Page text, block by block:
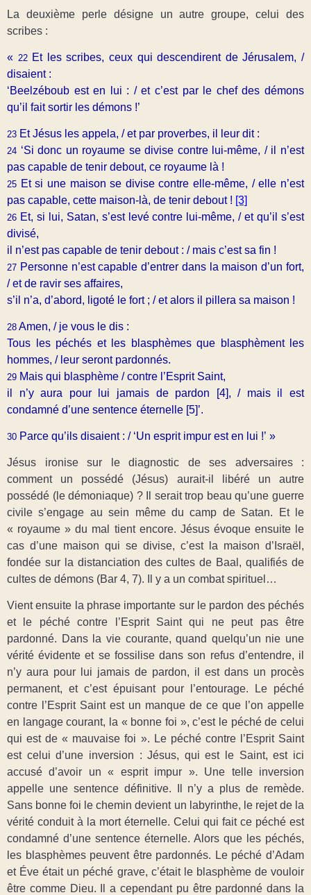
La deuxième perle désigne un autre groupe, celui des
scribes :
« 22Et les scribes, ceux qui descendirent de Jérusalem, /
disaient :
‘Beelzéboub est en lui : / et c’est par le chef des démons
qu’il fait sortir les démons !’
23 Et Jésus les appela, / et par proverbes, il leur dit :
24 ‘Si donc un royaume se divise contre lui-même, / il n’est
pas capable de tenir debout, ce royaume là !
25 Et si une maison se divise contre elle-même, / elle n’est
pas capable, cette maison-là, de tenir debout ! [3]
26 Et, si lui, Satan, s’est levé contre lui-même, / et qu’il s’est
divisé,
il n’est pas capable de tenir debout : / mais c’est sa fin !
27 Personne n’est capable d’entrer dans la maison d’un fort,
/ et de ravir ses affaires,
s’il n’a, d’abord, ligoté le fort ; / et alors il pillera sa maison !
28 Amen, / je vous le dis :
Tous les péchés et les blasphèmes que blasphèment les
hommes, / leur seront pardonnés.
29 Mais qui blasphème / contre l’Esprit Saint,
il n’y aura pour lui jamais de pardon [4], / mais il est
condamné d’une sentence éternelle [5]’.
30 Parce qu’ils disaient : / ‘Un esprit impur est en lui !’ »
Jésus ironise sur le diagnostic de ses adversaires :
comment un possédé (Jésus) aurait-il libéré un autre
possédé (le démoniaque) ? Il serait trop beau qu’une guerre
civile s’engage au sein même du camp de Satan. Et le
« royaume » du mal tient encore. Jésus évoque ensuite le
cas d’une maison qui se divise, c’est la maison d’Israël,
fondée sur la distanciation des cultes de Baal, qualifiés de
cultes de démons (Bar 4, 7). Il y a un combat spirituel…
Vient ensuite la phrase importante sur le pardon des péchés
et le péché contre l’Esprit Saint qui ne peut pas être
pardonné. Dans la vie courante, quand quelqu’un nie une
vérité évidente et se fossilise dans son refus d’entendre, il
n’y aura pour lui jamais de pardon, il est dans un procès
permanent, et c’est épuisant pour l’entourage. Le péché
contre l’Esprit Saint est un manque de ce que l’on appelle
en langage courant, la « bonne foi », c’est le péché de celui
qui est de « mauvaise foi ». Le péché contre l’Esprit Saint
est celui d’une inversion : Jésus, qui est le Saint, est ici
accusé d’avoir un « esprit impur ». Une telle inversion
appelle une sentence définitive. Il n’y a plus de remède.
Sans bonne foi le chemin devient un labyrinthe, le rejet de la
vérité conduit à la mort éternelle. Celui qui fait ce péché est
condamné d’une sentence éternelle. Alors que les péchés,
les blasphèmes peuvent être pardonnés. Le péché d’Adam
et Éve était un péché grave, c’était le blasphème de vouloir
être comme Dieu. Il a cependant pu être pardonné dans la